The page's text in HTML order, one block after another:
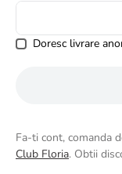
Doresc livrare
Fa-ti cont, comanda
Club Floria. Obtii
10
crin